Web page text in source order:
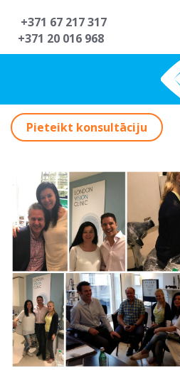
+371 67 217 317
+371 20 016 968
Pieteikt konsultāciju